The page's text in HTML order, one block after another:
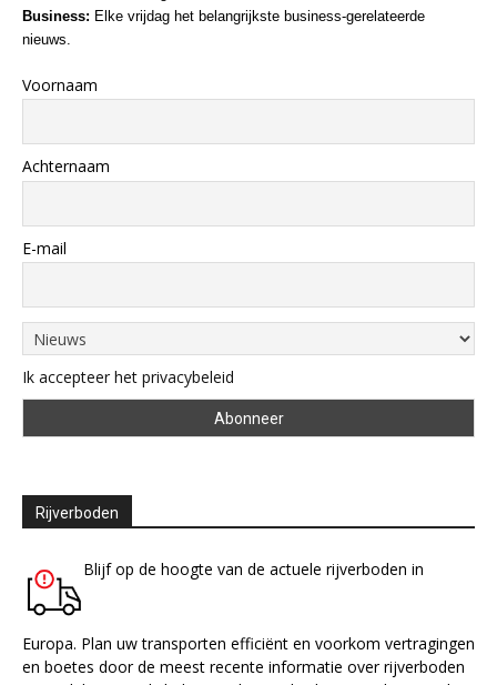
Business: Elke vrijdag het belangrijkste business-gerelateerde
nieuws.
Voornaam
Achternaam
E-mail
Ik accepteer het privacybeleid
Rijverboden
Blijf op de hoogte van de actuele rijverboden in
Europa. Plan uw transporten efficiënt en voorkom vertragingen
en boetes door de meest recente informatie over rijverboden